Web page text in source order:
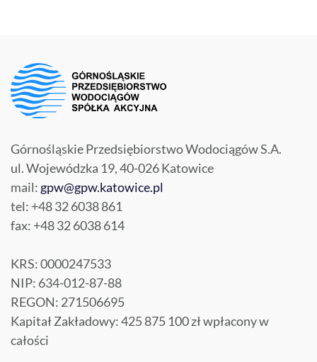
Górnośląskie Przedsiębiorstwo Wodociągów S.A.
ul. Wojewódzka 19, 40-026 Katowice
mail: gpw@gpw.katowice.pl
tel: +48 32 6038 861
fax: +48 32 6038 614
KRS: 0000247533
NIP: 634-012-87-88
REGON: 271506695
Kapitał Zakładowy: 425 875 100 zł wpłacony w
całości